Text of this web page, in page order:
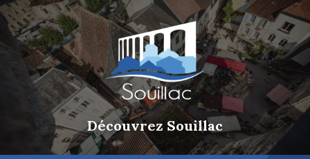
Découvrez Souillac